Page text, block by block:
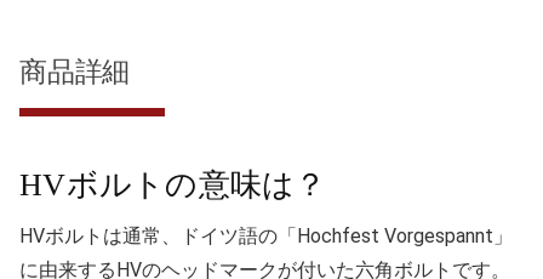
商品詳細
HVボルトの意味は？
HVボルトは通常、ドイツ語の「Hochfest Vorgespannt」
に由来するHVのヘッドマークが付いた六角ボルトです。